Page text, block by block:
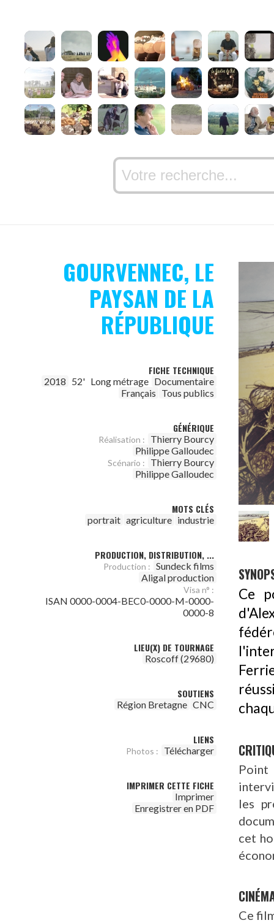
GOURVENNEC, LE
PAYSAN DE LA
RÉPUBLIQUE
FICHE TECHNIQUE
2018 52' Long métrage Documentaire
Français Tous publics
GÉNÉRIQUE
Réalisation :
Thierry Bourcy
Philippe Galloudec
Scénario :
Thierry Bourcy
Philippe Galloudec
MOTS CLÉS
portrait agriculture industrie
PRODUCTION, DISTRIBUTION, ...
Production : Sundeck films
Aligal production
Visa n° :
ISAN 0000-0004-BEC0-0000-M-0000-
0000-8
LIEU(X) DE TOURNAGE
Roscoff (29680)
SOUTIENS
Région Bretagne CNC
LIENS
Photos : Télécharger
IMPRIMER CETTE FICHE
Imprimer
Enregistrer en PDF
Ce
Point
les
cet
Ce